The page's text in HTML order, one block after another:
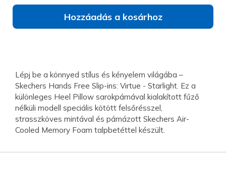
Hozzáadás a kosárhoz
Lépj be a könnyed stílus és kényelem világába –
Skechers Hands Free Slip-ins: Virtue - Starlight. Ez a
különleges Heel Pillow sarokpárnával kialakított fűző
nélküli modell speciális kötött felsőrésszel,
strasszköves mintával és párnázott Skechers Air-
Cooled Memory Foam talpbetéttel készült.